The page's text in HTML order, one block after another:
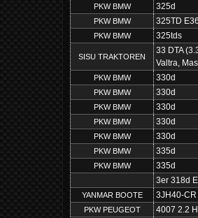
PKW BMW 325d
PKW BMW 325TD
PKW BMW 325tds
SISU TRAKTOREN
33 DTA
Valtra,
PKW BMW 330d
PKW BMW 330d
PKW BMW 330d
PKW BMW 330d
PKW BMW 330d
PKW BMW 335d
PKW BMW
335d
3er 318d
YANMAR BOOTE 3JH40-CR
PKW PEUGEOT 4007 2.2